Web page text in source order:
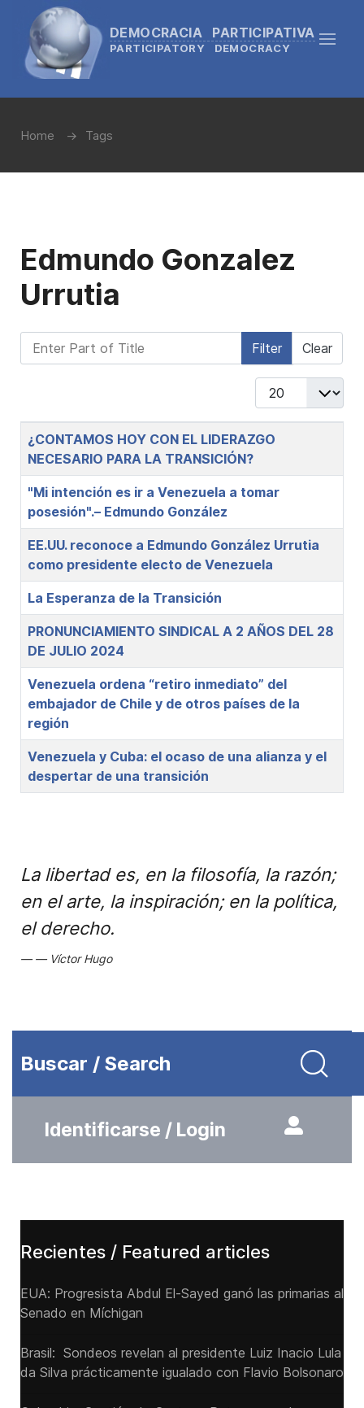
DEMOCRACIA PARTICIPATIVA
PARTICIPATORY DEMOCRACY
Home Tags
Edmundo Gonzalez
Urrutia
Enter Part of Title Filter Clear
Display #
Title
¿CONTAMOS HOY CON EL LIDERAZGO
NECESARIO PARA LA TRANSICIÓN?
"Mi intención es ir a Venezuela a tomar
posesión".– Edmundo González
EE.UU. reconoce a Edmundo González Urrutia
como presidente electo de Venezuela
La Esperanza de la Transición
PRONUNCIAMIENTO SINDICAL A 2 AÑOS DEL 28
DE JULIO 2024
Venezuela ordena “retiro inmediato” del
embajador de Chile y de otros países de la
región
Venezuela y Cuba: el ocaso de una alianza y el
despertar de una transición
La libertad es, en la filosofía, la razón;
en el arte, la inspiración; en la política,
el derecho.
Víctor Hugo
Buscar / Search
Identificarse / Login
Recientes / Featured articles
EUA: Progresista Abdul El-Sayed ganó las primarias al
Senado ‌en Míchigan
Brasil: Sondeos revelan al presidente Luiz Inacio Lula
da Silva prácticamente igualado con Flavio Bolsonaro